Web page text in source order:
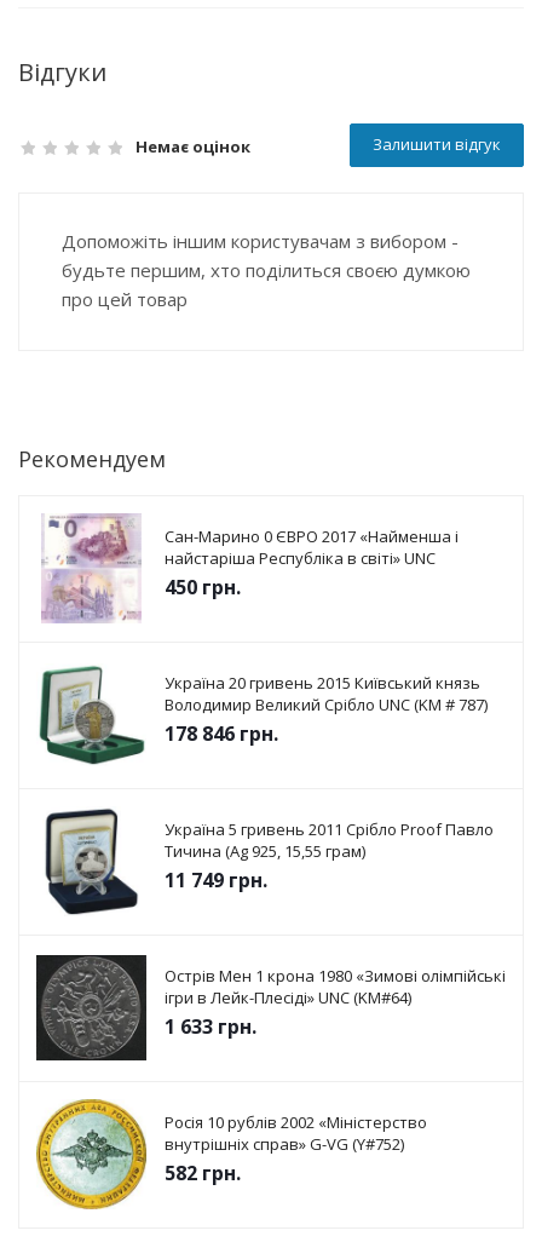
Відгуки
Немає оцінок Залишити відгук
Допоможіть іншим користувачам з вибором -
будьте першим, хто поділиться своєю думкою
про цей товар
Рекомендуем
Сан-Марино 0 ЄВРО 2017 «Найменша і
найстаріша Республіка в світі» UNC
450 грн.
Україна 20 гривень 2015 Київський князь
Володимир Великий Срібло UNC (KM # 787)
178 846 грн.
Україна 5 гривень 2011 Срібло Proof Павло
Тичина (Ag 925, 15,55 грам)
11 749 грн.
Острів Мен 1 крона 1980 «Зимові олімпійські
ігри в Лейк-Плесіді» UNC (KM#64)
1 633 грн.
Росія 10 рублів 2002 «Міністерство
внутрішніх справ» G-VG (Y#752)
582 грн.